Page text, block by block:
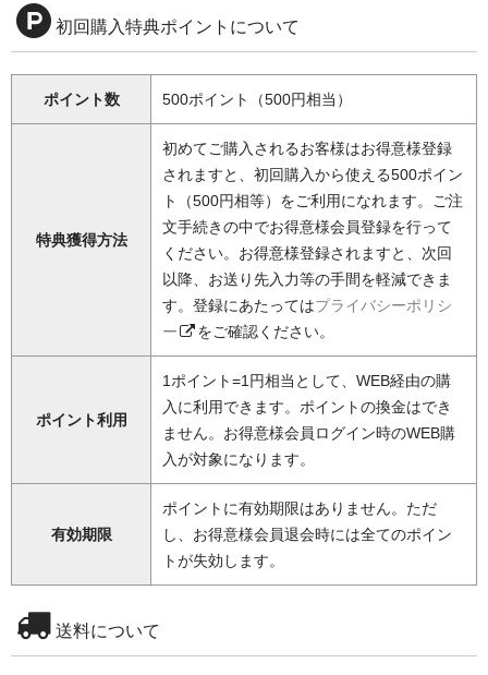
初回購入特典ポイントについて
ポイント数 500ポイント（500円相当）
特典獲得方法
初めてご購入されるお客様はお得意様登録
されますと、初回購入から使える500ポイン
ト（500円相等）をご利用になれます。ご注
文手続きの中でお得意様会員登録を行って
ください。お得意様登録されますと、次回
以降、お送り先入力等の手間を軽減できま
す。登録にあたってはプライバシーポリシ
ー
をご確認ください。
ポイント利用
1ポイント=1円相当として、WEB経由の購
入に利用できます。ポイントの換金はでき
ません。お得意様会員ログイン時のWEB購
入が対象になります。
有効期限
ポイントに有効期限はありません。ただ
し、お得意様会員退会時には全てのポイン
トが失効します。
送料について